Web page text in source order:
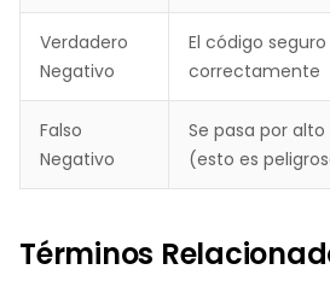
Verdadero
Negativo
El código
correctamente
Falso
Negativo
Se pasa por
(esto es
Términos